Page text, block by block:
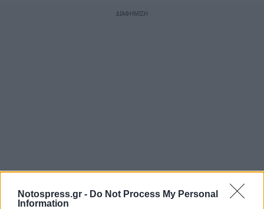
Notospress.gr - Do Not Process My Personal
Information